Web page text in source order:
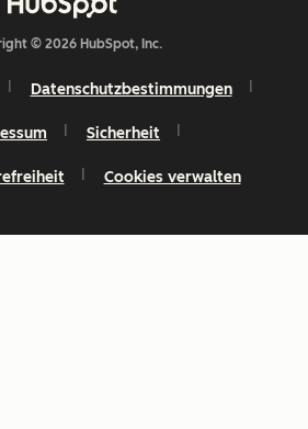
© 2026 HubSpot, Inc.
Datenschutzbestimmungen
Sicherheit
Cookies verwalten